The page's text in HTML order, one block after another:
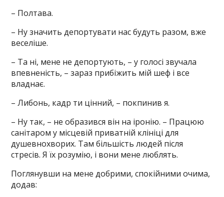
– Полтава.
– Ну значить депортувати нас будуть разом, вже
веселіше.
– Та ні, мене не депортують, – у голосі звучала
впевненість, – зараз прибіжить мій шеф і все
владнає.
– Либонь, кадр ти цінний, – покпинив я.
– Ну так, – не образився він на іронію. – Працюю
санітаром у місцевій приватній клініці для
душевнохворих. Там більшість людей після
стресів. Я їх розумію, і вони мене люблять.
Поглянувши на мене добрими, спокійними очима,
додав: